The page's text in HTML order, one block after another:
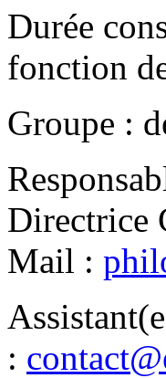
Durée
fonction
Groupe :
Directrice
Mail :
: